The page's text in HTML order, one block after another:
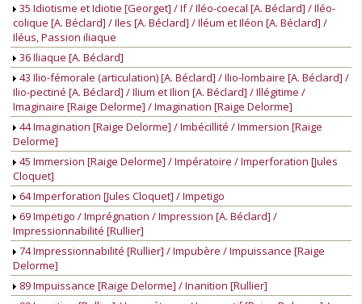
35 Idiotisme et Idiotie [Georget] / If / Iléo-coecal [A. Béclard] / Iléo-
colique [A. Béclard] / Iles [A. Béclard] / Iléum et Iléon [A. Béclard] /
Iléus, Passion iliaque
36 Iliaque [A. Béclard]
43 Ilio-fémorale (articulation) [A. Béclard] / Ilio-lombaire [A. Béclard] /
Ilio-pectiné [A. Béclard] / Ilium et Ilion [A. Béclard] / Illégitime /
Imaginaire [Raige Delorme] / Imagination [Raige Delorme]
44 Imagination [Raige Delorme] / Imbécillité / Immersion [Raige
Delorme]
45 Immersion [Raige Delorme] / Impératoire / Imperforation [Jules
Cloquet]
64 Imperforation [Jules Cloquet] / Impetigo
69 Impetigo / Imprégnation / Impression [A. Béclard] /
Impressionnabilité [Rullier]
74 Impressionnabilité [Rullier] / Impubère / Impuissance [Raige
Delorme]
89 Impuissance [Raige Delorme] / Inanition [Rullier]